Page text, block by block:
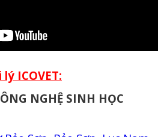
ICOVET:
NGHỆ SINH HỌC